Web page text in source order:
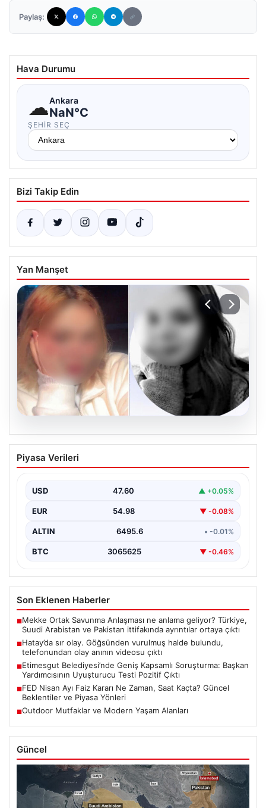
Paylaş:
Hava Durumu
☁Ankara
NaN°C
ŞEHIR SEÇ
Bizi Takip Edin
Yan Manşet
06.08.2026
Hatay’da sır olay. Göğsünden vurulmuş
halde bulundu, telefonundan olay anının
{"title": "Hatay’da Gizemli Olay: Göğsünden Yaralanan
Piyasa Verileri
USD 47.60 ▲ +0.05%
EUR 54.98 ▼ -0.08%
ALTIN 6495.6 • -0.01%
BTC 3065625 ▼ -0.46%
Son Eklenen Haberler
■Mekke Ortak Savunma Anlaşması ne anlama geliyor? Türkiye,
Suudi Arabistan ve Pakistan ittifakında ayrıntılar ortaya çıktı
■Hatay’da sır olay. Göğsünden vurulmuş halde bulundu,
telefonundan olay anının videosu çıktı
■Etimesgut Belediyesi’nde Geniş Kapsamlı Soruşturma: Başkan
Yardımcısının Uyuşturucu Testi Pozitif Çıktı
■FED Nisan Ayı Faiz Kararı Ne Zaman, Saat Kaçta? Güncel
Beklentiler ve Piyasa Yönleri
■Outdoor Mutfaklar ve Modern Yaşam Alanları
Güncel